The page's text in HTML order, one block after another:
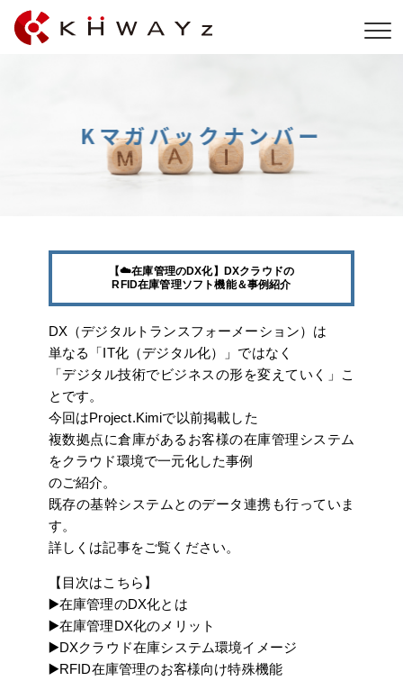
【☁️在庫管理のDX化】DXクラウドの
RFID在庫管理ソフト機能＆事例紹介
DX（デジタルトランスフォーメーション）は
単なる「IT化（デジタル化）」ではなく
「デジタル技術でビジネスの形を変えていく」こ
とです。
今回はProject.Kimiで以前掲載した
複数拠点に倉庫があるお客様の在庫管理システム
をクラウド環境で一元化した事例
のご紹介。
既存の基幹システムとのデータ連携も行っていま
す。
詳しくは記事をご覧ください。
【目次はこちら】
▶️在庫管理のDX化とは
▶️在庫管理DX化のメリット
▶️DXクラウド在庫システム環境イメージ
▶️RFID在庫管理のお客様向け特殊機能